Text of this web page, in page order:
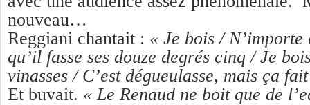
nouveau…
Reggiani chantait : « Je bois /
qu’il fasse ses douze degrés cinq / Je
vinasses / C’est dégueulasse, mais ça
Et buvait. « Le Renaud ne boit que de